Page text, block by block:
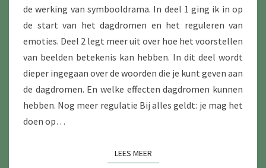
de werking van symbooldrama. In deel 1 ging ik in op
de start van het dagdromen en het reguleren van
emoties. Deel 2 legt meer uit over hoe het voorstellen
van beelden betekenis kan hebben. In dit deel wordt
dieper ingegaan over de woorden die je kunt geven aan
de dagdromen. En welke effecten dagdromen kunnen
hebben. Nog meer regulatie Bij alles geldt: je mag het
doen op…
LEES MEERLEES MEER